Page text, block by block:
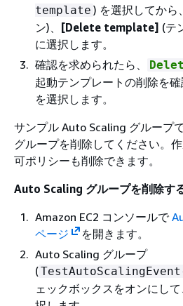
template ) を選択してから、
ン)、 [Delete template] (テ
に選択します。
確認を求められたら、
起動テンプレートの削除を確
を選択します。
サンプル Auto Scaling グループ
グループを削除してください。
可ポリシーも削除できます。
Auto Scaling グループを削除す
Amazon EC2 コンソールで
ページ
を開きます。
Auto Scaling グループ
(
ェックボックスをオンにして